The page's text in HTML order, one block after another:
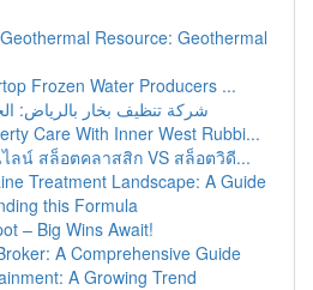
Resource: Geothermal
Frozen Water Producers ...
شركة تنظيف بخار بالرياض:
Care With Inner West Rubbi...
ลน์ สล็อตคลาสสิก VS สล็อตวิดี...
Treatment Landscape: A Guide
this Formula
– Big Wins Await!
A Comprehensive Guide
A Growing Trend